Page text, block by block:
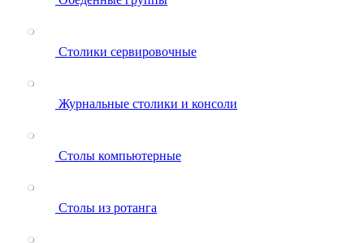
Столики сервировочные
Журнальные столики и консоли
Столы компьютерные
Столы из ротанга